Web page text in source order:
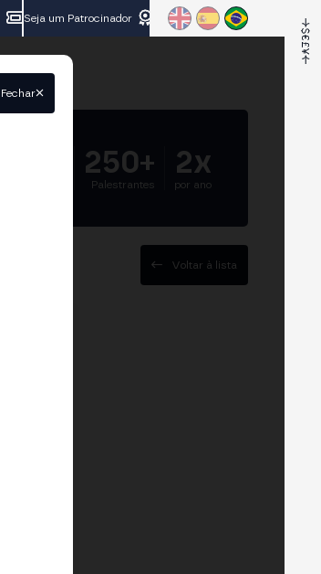
Seja um Patrocinador
250+
Palestrantes
2x
por ano
Voltar à lista
Fechar